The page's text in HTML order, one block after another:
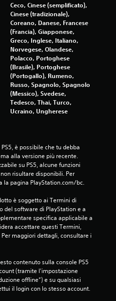
Ceco, Cinese (semplificato),
Cinese (tradizionale),
Coreano, Danese, Francese
(Francia), Giapponese,
Greco, Inglese, Italiano,
Norvegese, Olandese,
Polacco, Portoghese
(Brasile), Portoghese
(Portogallo), Rumeno,
Russo, Spagnolo, Spagnolo
(Messico), Svedese,
Tedesco, Thai, Turco,
Ucraino, Ungherese
è possibile che tu debba
alla versione più recente.
su PS5, alcune funzioni
risultare disponibili. Per
la pagina PlayStation.com/bc.
è soggetto ai Termini di
del software di PlayStation e a
specifica applicabile a
accettare questi Termini,
maggiori dettagli, consultare i
contenuto sulla console PS5
(tramite l'impostazione
offline”) e su qualsiasi
il login con lo stesso account.